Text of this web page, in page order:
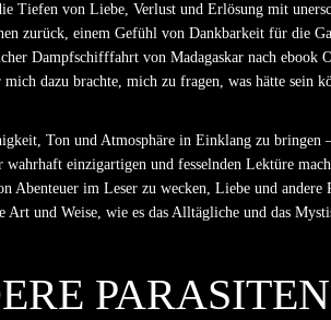
Tiefen von Liebe, Verlust und Erlösung mit
zurück, einem Gefühl von Dankbarkeit für die
Dampfschifffahrt von Madagaskar nach ebook
dazu brachte, mich zu fragen, was hätte sein
Ton und Atmosphäre in Einklang zu
einzigartigen und fesselnden Lektüre
im Leser zu wecken, Liebe und andere
und Weise, wie es das Alltägliche und das
PARASITEN